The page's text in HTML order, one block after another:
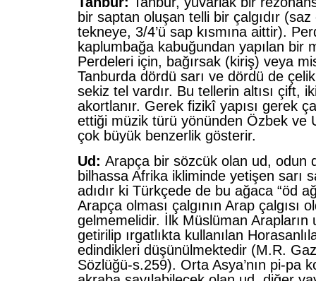
bir saptan oluşan telli bir çalgıdır (saz
tekneye, 3/4’ü sap kısmına aittir).
kaplumbağa kabuğundan yapılan bir
Perdeleri için, bağırsak (kiriş) veya
Tanburda dördü sarı ve dördü de
sekiz tel vardır. Bu tellerin altısı çift,
akortlanır. Gerek fizikî yapısı gerek
ettiği müzik türü yönünden Özbek ve
çok büyük benzerlik gösterir.
Ud: Arapça bir sözcük olan ud, odun
bilhassa Afrika ikliminde yetişen sarı
adıdır ki Türkçede de bu ağaca “öd
Arapça olması çalgının Arap çalgısı
gelmemelidir. İlk Müslüman Arapların
getirilip ırgatlıkta kullanılan
edindikleri düşünülmektedir (M.R.
Sözlüğü-s.259). Orta Asya’nın pi-pa